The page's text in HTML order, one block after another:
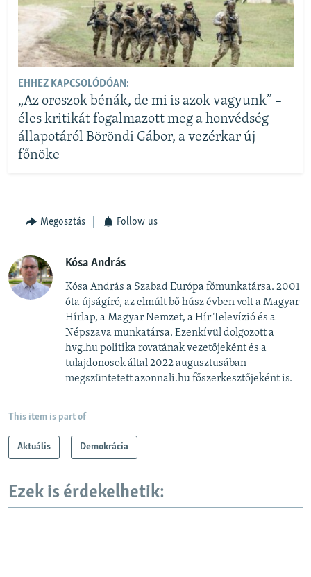
EHHEZ KAPCSOLÓDÓAN:
„Az oroszok bénák, de mi is azok vagyunk” –
éles kritikát fogalmazott meg a honvédség
állapotáról Böröndi Gábor, a vezérkar új
főnöke
Megosztás Follow us
Kósa András
Kósa András a Szabad Európa főmunkatársa. 2001
óta újságíró, az elmúlt bő húsz évben volt a Magyar
Hírlap, a Magyar Nemzet, a Hír Televízió és a
Népszava munkatársa. Ezenkívül dolgozott a
hvg.hu politika rovatának vezetőjeként és a
tulajdonosok által 2022 augusztusában
megszüntetett azonnali.hu főszerkesztőjeként is.
This item is part of
Aktuális Demokrácia
Ezek is érdekelhetik: